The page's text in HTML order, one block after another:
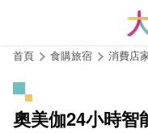
首頁 食購旅宿 消費店
奧美伽24小時智